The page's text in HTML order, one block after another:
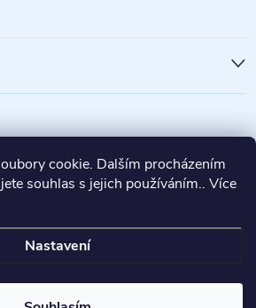
cookie. Dalším procházením
souhlas s jejich používáním.. Více
Nastavení
Nábytek. Všechna práva vyhrazena.